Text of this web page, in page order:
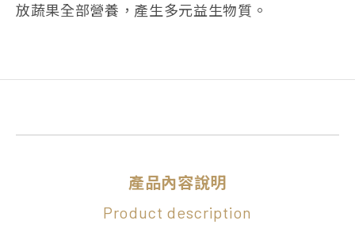
放蔬果全部營養，產生多元益生物質。
產品內容說明
Product description